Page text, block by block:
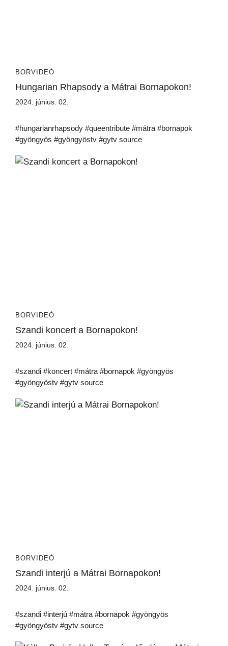
BORVIDEÓ
Hungarian Rhapsody a Mátrai Bornapokon!
2024. június. 02.
#hungarianrhapsody #queentribute #mátra #bornapok
#gyöngyös #gyöngyöstv #gytv source
BORVIDEÓ
Szandi koncert a Bornapokon!
2024. június. 02.
#szandi #koncert #mátra #bornapok #gyöngyös
#gyöngyöstv #gytv source
BORVIDEÓ
Szandi interjú a Mátrai Bornapokon!
2024. június. 02.
#szandi #interjú #mátra #bornapok #gyöngyös
#gyöngyöstv #gytv source